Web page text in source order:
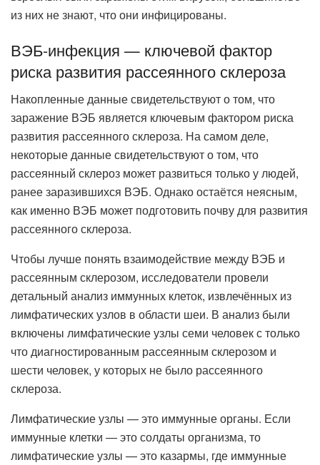
из них не знают, что они инфицированы.
ВЭБ-инфекция — ключевой фактор
риска развития рассеянного склероза
Накопленные данные свидетельствуют о том, что
заражение ВЭБ является ключевым фактором риска
развития рассеянного склероза. На самом деле,
некоторые данные свидетельствуют о том, что
рассеянный склероз может развиться только у людей,
ранее заразившихся ВЭБ. Однако остаётся неясным,
как именно ВЭБ может подготовить почву для развития
рассеянного склероза.
Чтобы лучше понять взаимодействие между ВЭБ и
рассеянным склерозом, исследователи провели
детальный анализ иммунных клеток, извлечённых из
лимфатических узлов в области шеи. В анализ были
включены лимфатические узлы семи человек с только
что диагностированным рассеянным склерозом и
шести человек, у которых не было рассеянного
склероза.
Лимфатические узлы — это иммунные органы. Если
иммунные клетки — это солдаты организма, то
лимфатические узлы — это казармы, где иммунные